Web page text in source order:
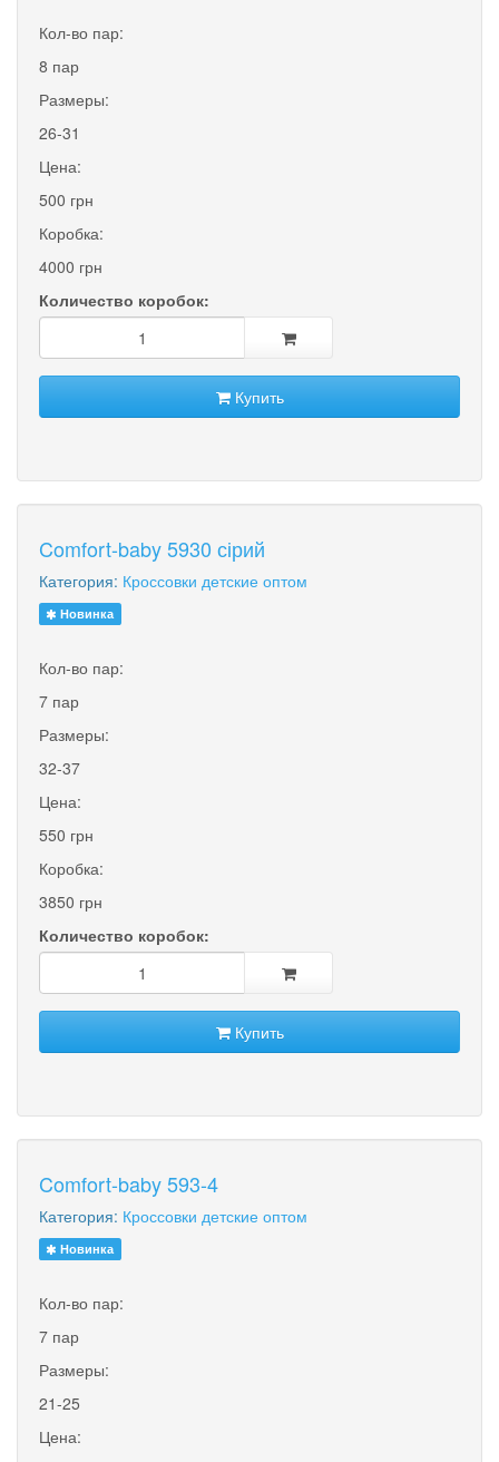
Кол-во пар:
8 пар
Размеры:
26-31
Цена:
500 грн
Коробка:
4000 грн
Количество коробок:
Купить
Comfort-baby 5930 сірий
Категория: Кроссовки детские оптом
Новинка
Кол-во пар:
7 пар
Размеры:
32-37
Цена:
550 грн
Коробка:
3850 грн
Количество коробок:
Купить
Comfort-baby 593-4
Категория: Кроссовки детские оптом
Новинка
Кол-во пар:
7 пар
Размеры:
21-25
Цена: